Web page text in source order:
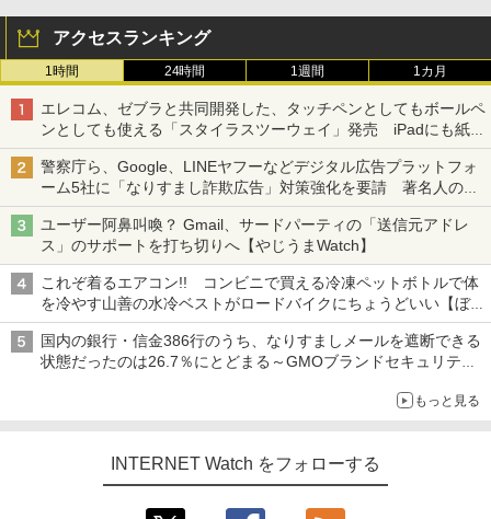
アクセスランキング
1時間 24時間 1週間 1カ月
エレコム、ゼブラと共同開発した、タッチペンとしてもボールペ
ンとしても使える「スタイラスツーウェイ」発売 iPadにも紙に
も、持ち替えずに書き込める
警察庁ら、Google、LINEヤフーなどデジタル広告プラットフォ
ーム5社に「なりすまし詐欺広告」対策強化を要請 著名人の写
真や映像を使った投資詐欺などへの対策として
ユーザー阿鼻叫喚？ Gmail、サードパーティの「送信元アドレ
ス」のサポートを打ち切りへ【やじうまWatch】
これぞ着るエアコン!! コンビニで買える冷凍ペットボトルで体
を冷やす山善の水冷ベストがロードバイクにちょうどいい【ぼっ
ち・ざ・ろーど！その14】【空いた時間でなにしてる？】
国内の銀行・信金386行のうち、なりすましメールを遮断できる
状態だったのは26.7％にとどまる～GMOブランドセキュリティ
もっと見る
INTERNET Watch をフォローする